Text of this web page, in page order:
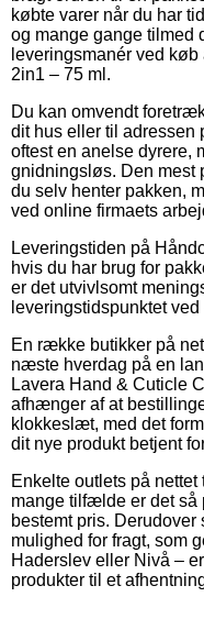
købte varer når du har
og mange gange tilmed
leveringsmanér ved
2in1 – 75 ml.
Du kan omvendt
dit hus eller til adressen
oftest en anelse dyrere,
gnidningsløs. Den mest
du selv henter pakken,
ved online firmaets
Leveringstiden på
hvis du har brug for
er det utvivlsomt
leveringstidspunktet
En række butikker på
næste hverdag på en
Lavera Hand & Cuticle
afhænger af at
klokkeslæt, med det
dit nye produkt betjent
Enkelte outlets på
mange tilfælde er det så
bestemt pris.
mulighed for fragt, som
Haderslev eller Nivå –
produkter til et